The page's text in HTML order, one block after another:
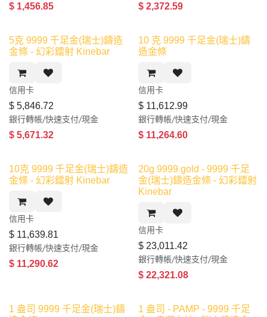
$ 1,456.85 $ 2,372.59
5克 9999 千足金(瑞士)鑄造
金條 - 幻彩鐳射 Kinebar
信用卡​
$ 5,846.72
銀行轉帳/快速支付/現金
$ 5,671.32
缺貨
10 克 9999 千足金(瑞士)鑄
造金條
信用卡​
$ 11,612.99
銀行轉帳/快速支付/現金
$ 11,264.60
10克 9999 千足金(瑞士)鑄造
金條 - 幻彩鐳射 Kinebar
信用卡​
$ 11,639.81
銀行轉帳/快速支付/現金
$ 11,290.62
20g 9999 gold - 9999 千足
金(瑞士)鑄造金條 - 幻彩鐳射
Kinebar
信用卡​
$ 23,011.42
銀行轉帳/快速支付/現金
$ 22,321.08
1 盎司 9999 千足金(瑞士)鑄
1 盎司 - PAMP - 9999 千足